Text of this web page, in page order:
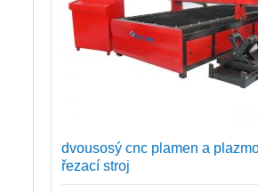
dvousosý cnc plamen a
řezací stroj